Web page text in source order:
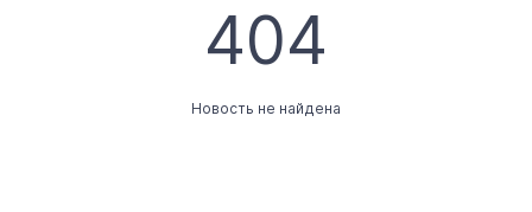
404
Новость не найдена